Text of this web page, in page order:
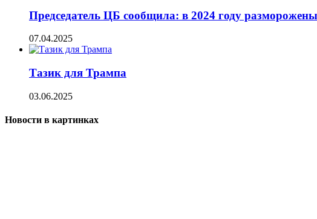
Председатель ЦБ сообщила: в 2024 году
07.04.2025
Тазик для Трампа
03.06.2025
Новости в картинках